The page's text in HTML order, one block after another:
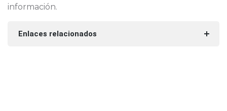
información.
Enlaces relacionados